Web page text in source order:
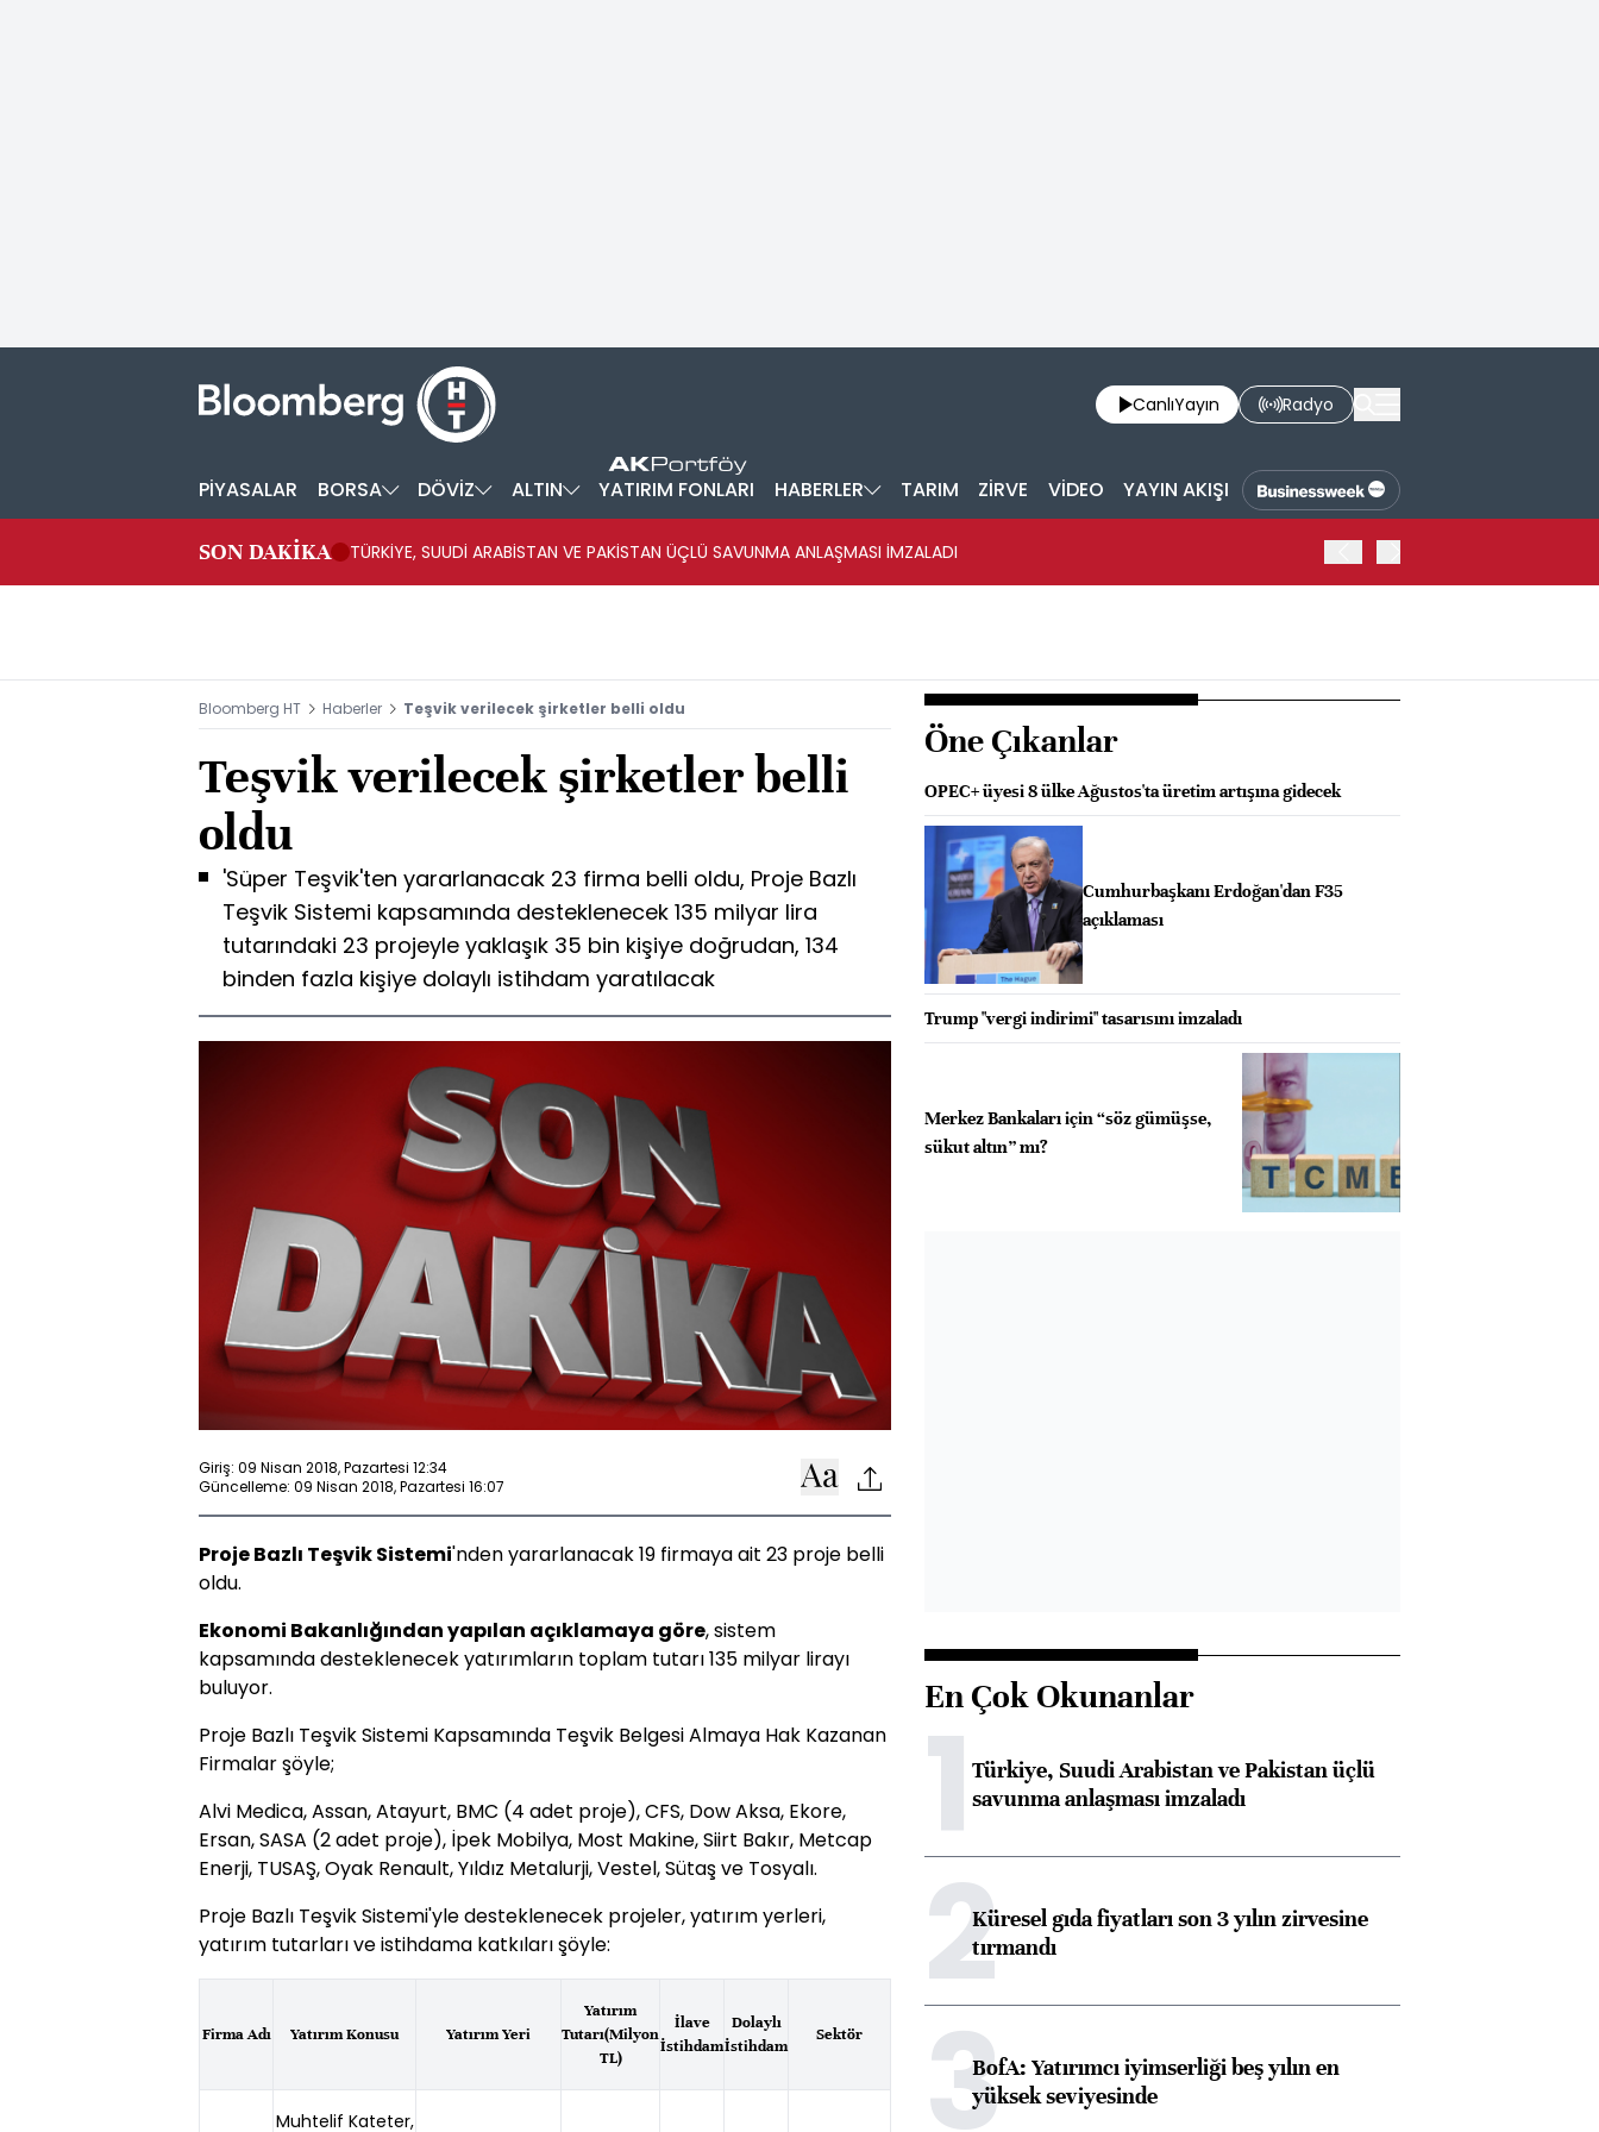
CanlıYayın Radyo
PİYASALAR BORSA DÖVİZ ALTIN YATIRIM FONLARI HABERLER TARIM ZİRVE VİDEO YAYIN AKIŞI
SON DAKİKA TÜRKİYE, SUUDİ ARABİSTAN VE PAKİSTAN ÜÇLÜ SAVUNMA ANLAŞMASI İMZALADI
Bloomberg HT Haberler Teşvik verilecek şirketler belli oldu
Teşvik verilecek şirketler belli
oldu
'Süper Teşvik'ten yararlanacak 23 firma belli oldu, Proje Bazlı
Teşvik Sistemi kapsamında desteklenecek 135 milyar lira
tutarındaki 23 projeyle yaklaşık 35 bin kişiye doğrudan, 134
binden fazla kişiye dolaylı istihdam yaratılacak
Giriş: 09 Nisan 2018, Pazartesi 12:34
Güncelleme: 09 Nisan 2018, Pazartesi 16:07
Proje Bazlı Teşvik Sistemi'nden yararlanacak 19 firmaya ait 23 proje belli
oldu.
Ekonomi Bakanlığından yapılan açıklamaya göre, sistem
kapsamında desteklenecek yatırımların toplam tutarı 135 milyar lirayı
buluyor.
Proje Bazlı Teşvik Sistemi Kapsamında Teşvik Belgesi Almaya Hak Kazanan
Firmalar şöyle;
Alvi Medica, Assan, Atayurt, BMC (4 adet proje), CFS, Dow Aksa, Ekore,
Ersan, SASA (2 adet proje), İpek Mobilya, Most Makine, Siirt Bakır, Metcap
Enerji, TUSAŞ, Oyak Renault, Yıldız Metalurji, Vestel, Sütaş ve Tosyalı.
Proje Bazlı Teşvik Sistemi'yle desteklenecek projeler, yatırım yerleri,
yatırım tutarları ve istihdama katkıları şöyle:
Firma Adı Yatırım Konusu Yatırım Yeri
Yatırım
Tutarı(Milyon
TL)
İlave
İstihdam
Dolaylı
İstihdam
Sektör
Muhtelif Kateter,
Öne Çıkanlar
OPEC+ üyesi 8 ülke Ağustos'ta üretim artışına gidecek
Cumhurbaşkanı Erdoğan'dan F35
açıklaması
Trump "vergi indirimi" tasarısını imzaladı
Merkez Bankaları için “söz gümüşse,
sükut altın” mı?
En Çok Okunanlar
1Türkiye, Suudi Arabistan ve Pakistan üçlü
savunma anlaşması imzaladı
2Küresel gıda fiyatları son 3 yılın zirvesine
tırmandı
3BofA: Yatırımcı iyimserliği beş yılın en
yüksek seviyesinde